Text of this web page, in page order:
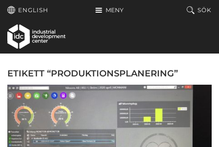
Hoppa till huvudinnehållet
MENY
ENGLISH SÖK
ETIKETT “PRODUKTIONSPLANERING”